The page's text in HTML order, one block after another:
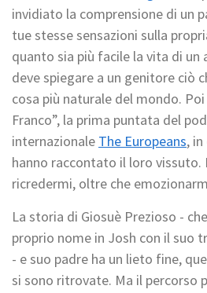
invidiato la comprensione di un
tue stesse sensazioni sulla
quanto sia più facile la vita di un
deve spiegare a un genitore ciò
cosa più naturale del mondo.
Franco”, la prima puntata del
internazionale The Europeans,
hanno raccontato il loro vissuto.
ricredermi, oltre che
La storia di Giosuè Prezioso -
proprio nome in Josh con il suo
- e suo padre ha un lieto fine,
si sono ritrovate. Ma il percorso